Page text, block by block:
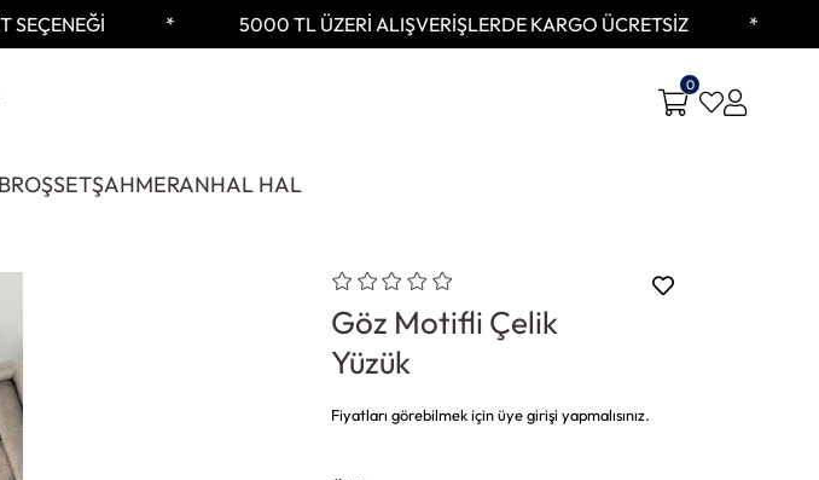
5000 TL ÜZERİ ALIŞVERİŞLERDE KARGO ÜCRETSİZ
0
BROŞSETŞAHMERANHAL HAL
Göz Motifli Çelik
Yüzük
Fiyatları görebilmek için üye girişi yapmalısınız.